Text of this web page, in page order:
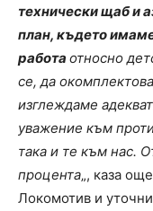
технически щаб и
план, където
работа относно
се, да
изглеждаме
уважение към
така и те към нас.
процента„, каза
Локомотив и